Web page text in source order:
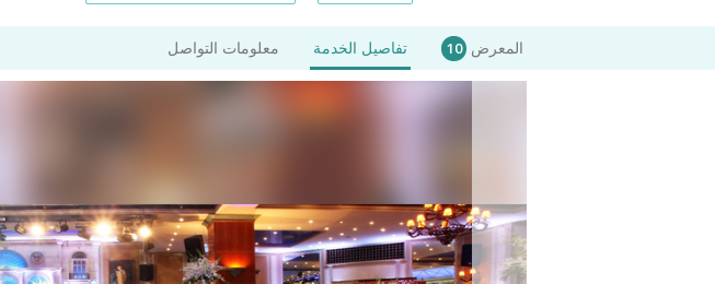
المعرض 10 تفاصيل الخدمة معلومات التواصل